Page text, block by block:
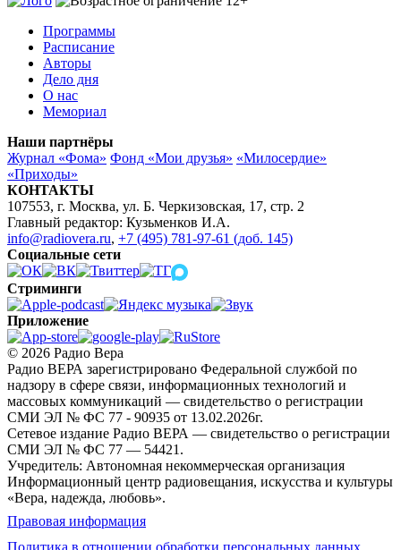
Программы
Расписание
Авторы
Дело дня
О нас
Мемориал
Наши партнёры
Журнал «Фома» Фонд «Мои друзья» «Милосердие»
«Приходы»
КОНТАКТЫ
107553, г. Москва, ул. Б. Черкизовская, 17, стр. 2
Главный редактор: Кузьменков И.А.
info@radiovera.ru, +7 (495) 781-97-61 (доб. 145)
Социальные сети
Стриминги
Приложение
© 2026 Радио Вера
Радио ВЕРА зарегистрировано Федеральной службой по
надзору в сфере связи, информационных технологий и
массовых коммуникаций — свидетельство о регистрации
СМИ ЭЛ № ФС 77 - 90935 от 13.02.2026г.
Сетевое издание Радио ВЕРА — свидетельство о регистрации
СМИ ЭЛ № ФС 77 — 54421.
Учредитель: Автономная некоммерческая организация
Информационный центр радиовещания, искусства и культуры
«Вера, надежда, любовь».
Правовая информация
Политика в отношении обработки персональных данных